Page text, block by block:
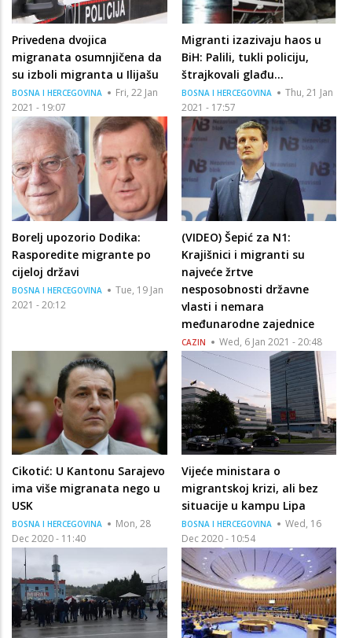
Privedena dvojica
migranata osumnjičena da
su izboli migranta u Ilijašu
BOSNA I HERCEGOVINA
Fri, 22 Jan
2021 - 19:07
Migranti izazivaju haos u
BiH: Palili, tukli policiju,
štrajkovali glađu...
BOSNA I HERCEGOVINA
Thu, 21 Jan
2021 - 17:57
Borelj upozorio Dodika:
Rasporedite migrante po
cijeloj državi
BOSNA I HERCEGOVINA
Tue, 19 Jan
2021 - 20:12
(VIDEO) Šepić za N1:
Krajišnici i migranti su
najveće žrtve
nesposobnosti državne
vlasti i nemara
međunarodne zajednice
CAZIN Wed, 6 Jan 2021 - 20:48
Cikotić: U Kantonu Sarajevo
ima više migranata nego u
USK
BOSNA I HERCEGOVINA
Mon, 28
Dec 2020 - 11:40
Vijeće ministara o
migrantskoj krizi, ali bez
situacije u kampu Lipa
BOSNA I HERCEGOVINA
Wed, 16
Dec 2020 - 10:54